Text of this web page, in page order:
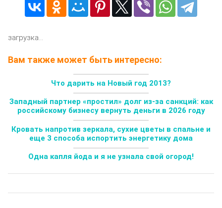
загрузка...
Вам также может быть интересно:
Что дарить на Новый год 2013?
Западный партнер «простил» долг из-за санкций: как
российскому бизнесу вернуть деньги в 2026 году
Кровать напротив зеркала, сухие цветы в спальне и
еще 3 способа испортить энергетику дома
Одна капля йода и я не узнала свой огород!